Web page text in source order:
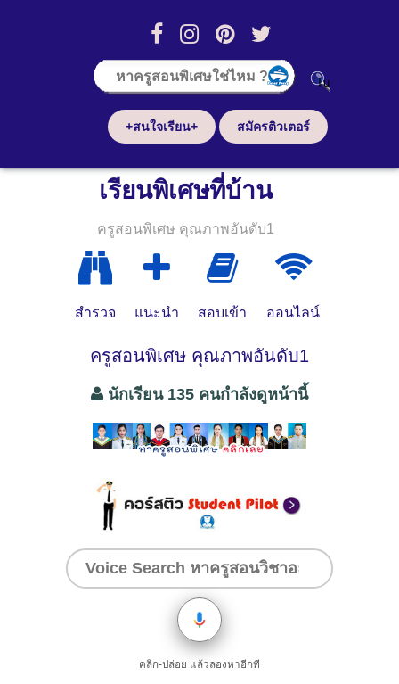
+สนใจเรียน+ สมัครติวเตอร์
เรียนพิเศษที่บ้าน
ครูสอนพิเศษ คุณภาพอันดับ1
สำรวจ แนะนำ สอบเข้า ออนไลน์
ครูสอนพิเศษ คุณภาพอันดับ1
นักเรียน 135 คนกำลังดูหน้านี้
คลิก-ปล่อย แล้วลองหาอีกที